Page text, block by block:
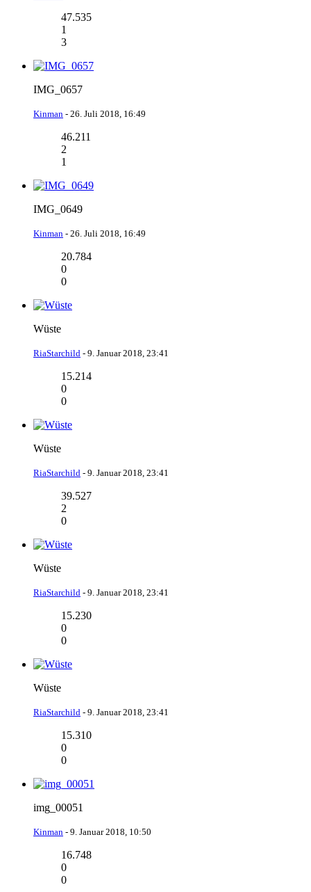
47.535
1
3
IMG_0657
Kinman - 26. Juli 2018, 16:49
46.211
2
1
IMG_0649
Kinman - 26. Juli 2018, 16:49
20.784
0
0
Wüste
RiaStarchild - 9. Januar 2018, 23:41
15.214
0
0
Wüste
RiaStarchild - 9. Januar 2018, 23:41
39.527
2
0
Wüste
RiaStarchild - 9. Januar 2018, 23:41
15.230
0
0
Wüste
RiaStarchild - 9. Januar 2018, 23:41
15.310
0
0
img_00051
Kinman - 9. Januar 2018, 10:50
16.748
0
0